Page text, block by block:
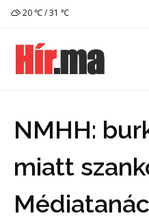
20 ℃ / 31 ℃
NMHH:
miatt